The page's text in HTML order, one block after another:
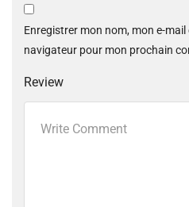
Enregistrer mon nom, mon e-
navigateur pour mon prochain
Review